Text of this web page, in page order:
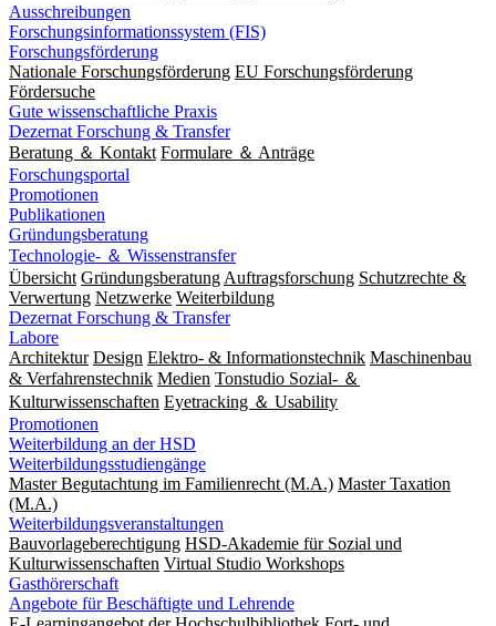
Ausschreibungen
Forschungsinformationssystem (FIS)
Forschungsförderung
Nationale Forschungsförderung EU Forschungsförderung
Fördersuche
Gute wissenschaftliche Praxis
Dezernat Forschung & Transfer
Beratung ＆ Kontakt Formulare ＆ Anträge
Forschungsportal
Promotionen
Publikationen
Gründungsberatung
Technologie- ＆ Wissenstransfer
Übersicht Gründungsberatung Auftragsforschung Schutzrechte &
Verwertung Netzwerke Weiterbildung
Dezernat Forschung & Transfer
Labore
Architektur Design Elektro- & Informationstechnik Maschinenbau
& Verfahrenstechnik Medien Tonstudio Sozial- ＆
Kulturwissenschaften Eyetracking ＆ Usability
Promotionen
Weiterbildung an der HSD
Weiterbildungsstudiengänge
Master Begutachtung im Familienrecht (M.A.) Master Taxation
(M.A.)
Weiterbildungsveranstaltungen
Bauvorlageberechtigung HSD-Akademie für Sozial und
Kulturwissenschaften Virtual Studio Workshops
Gasthörerschaft
Angebote für Beschäftigte und Lehrende